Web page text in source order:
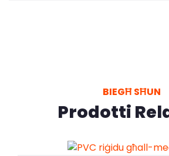
BIEGĦ SĦUN
Prodotti